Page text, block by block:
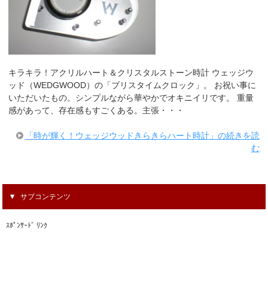
キラキラ！アクリルハート＆クリスタルストーン時計 ウェッジウ
ッド（WEDGWOOD）の「ブリスタイムクロック」。 お祝い事に
いただいたもの。シンプルながら華やかでオキニイリです。 重量
感があって、存在感もすごくある。主張・・・
「時が輝く！ウェッジウッドきらきらハート時計」の続きを読
む
サブコンテンツ
ｽﾎﾟﾝｻｰﾄﾞ ﾘﾝｸ